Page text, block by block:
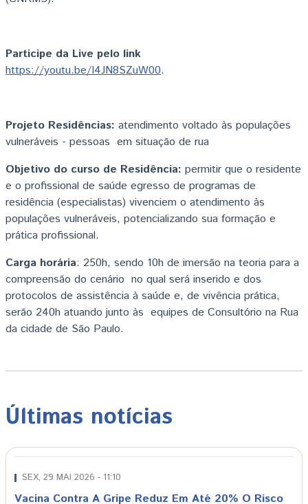
Participe da Live pelo link
https://youtu.be/I4JN8SZuW00.
Projeto Residências: atendimento voltado às populações
vulneráveis - pessoas em situação de rua
Objetivo do curso de Residência: permitir que o residente
e o profissional de saúde egresso de programas de
residência (especialistas) vivenciem o atendimento às
populações vulneráveis, potencializando sua formação e
prática profissional.
Carga horária: 250h, sendo 10h de imersão na teoria para a
compreensão do cenário no qual será inserido e dos
protocolos de assistência à saúde e, de vivência prática,
serão 240h atuando junto às equipes de Consultório na Rua
da cidade de São Paulo.
Últimas notícias
SEX, 29 MAI 2026 - 11:10
Vacina Contra A Gripe Reduz Em Até 20% O Risco